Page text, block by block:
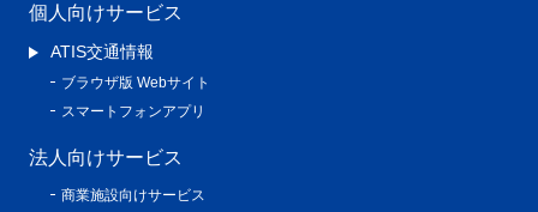
個人向けサービス
ATIS交通情報
ブラウザ版 Webサイト
スマートフォンアプリ
法人向けサービス
商業施設向けサービス